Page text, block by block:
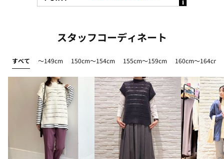
スタッフコーディネート
すべて ～149cm 150cm～154cm 155cm～159cm 160cm～164cm